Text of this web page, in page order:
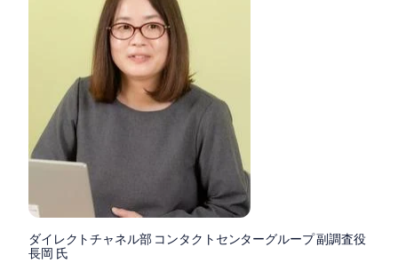
ダイレクトチャネル部 コンタクトセンターグループ 副調査役
長岡 氏